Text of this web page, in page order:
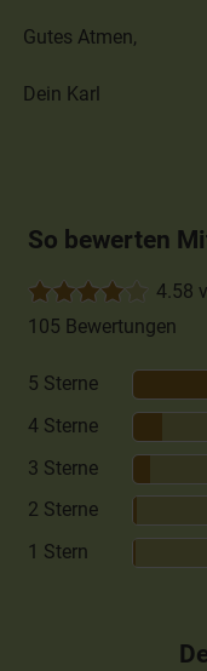
Gutes Atmen,
Dein Karl
So bewerten
4.58
105 Bewertungen
5 Sterne
4 Sterne
3 Sterne
2 Sterne
1 Stern